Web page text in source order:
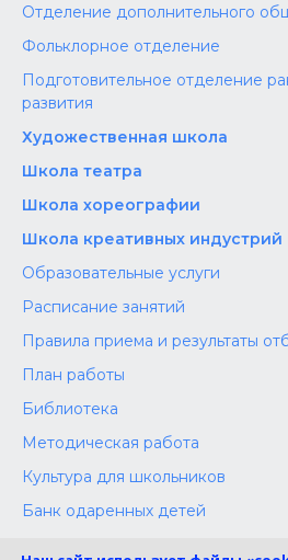
Отделение дополнительного
Фольклорное отделение
Подготовительное отделение
развития
Художественная школа
Школа‌‌‌‌ театра
Школа хореографии
Школа креативных индустрий
Образовательные услуги
Расписание занятий
Правила приема и результаты
План работы
Библиотека
Методическая работа
Культура для школьников
Банк одаренных детей